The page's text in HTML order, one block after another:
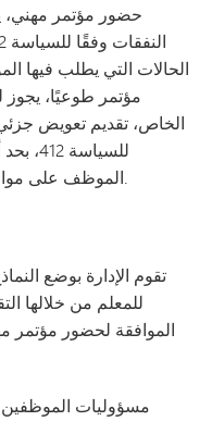
حضور مؤتمر
الحالات التي يطلب فيها
مؤتمر طوعيًا، يجوز
الخاص، تقديم تعويض
الموظف على موافقة إدارية مسبقة بشأنه.
تقوم الإدارة بوضع
للمعلم من خلالها
الموافقة لحضور